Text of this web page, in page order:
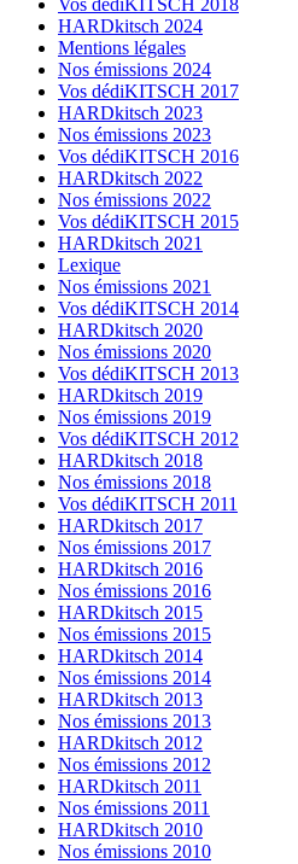
Vos dédiKITSCH 2018
HARDkitsch 2024
Mentions légales
Nos émissions 2024
Vos dédiKITSCH 2017
HARDkitsch 2023
Nos émissions 2023
Vos dédiKITSCH 2016
HARDkitsch 2022
Nos émissions 2022
Vos dédiKITSCH 2015
HARDkitsch 2021
Lexique
Nos émissions 2021
Vos dédiKITSCH 2014
HARDkitsch 2020
Nos émissions 2020
Vos dédiKITSCH 2013
HARDkitsch 2019
Nos émissions 2019
Vos dédiKITSCH 2012
HARDkitsch 2018
Nos émissions 2018
Vos dédiKITSCH 2011
HARDkitsch 2017
Nos émissions 2017
HARDkitsch 2016
Nos émissions 2016
HARDkitsch 2015
Nos émissions 2015
HARDkitsch 2014
Nos émissions 2014
HARDkitsch 2013
Nos émissions 2013
HARDkitsch 2012
Nos émissions 2012
HARDkitsch 2011
Nos émissions 2011
HARDkitsch 2010
Nos émissions 2010